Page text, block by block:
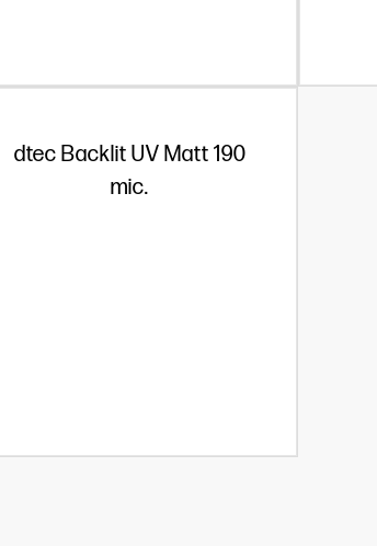
dtec Backlit UV Matt 190
mic.